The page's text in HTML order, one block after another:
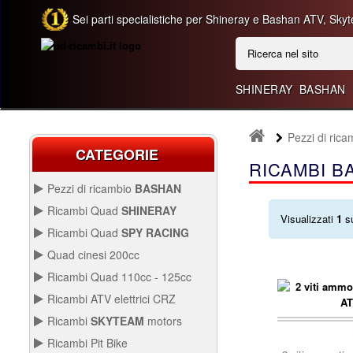
Sei parti specialistiche per Shineray e Bashan ATV,
SHINERAY BASHAN
CATEGORIE
Pezzi di ricambio BASHAN
Ricambi Quad SHINERAY
250CC STIXE ST9E
Ricambi Quad SPY RACING
Quad cinesi 200cc
200CC
Ricambi Quad 110cc - 125cc
125CC
Ricambi ATV elettrici CRZ
CRZ
Ricambi SKYTEAM motors
Ricambi Pit Bike
Pezzi di
RICAMBI
Visualizzati 1